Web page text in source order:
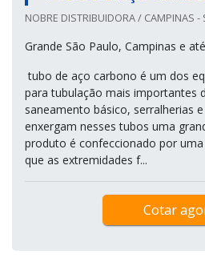
NOBRE DISTRIBUIDORA / CAMPINAS -
Grande São Paulo, Campinas e
tubo de aço carbono é um dos
para tubulação mais importantes
saneamento básico, serralherias
enxergam nesses tubos uma
produto é confeccionado por
que as extremidades f...
Cotar